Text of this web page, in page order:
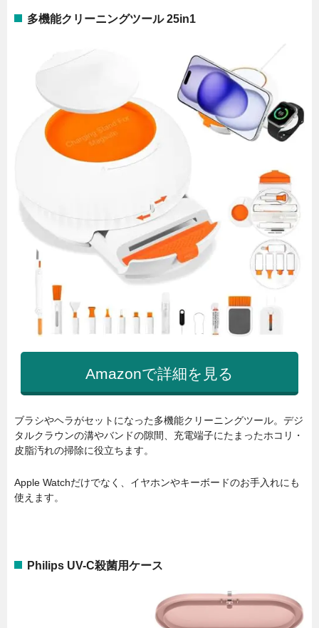
多機能クリーニングツール 25in1
Amazonで詳細を見る
ブラシやヘラがセットになった多機能クリーニングツール。デジ
タルクラウンの溝やバンドの隙間、充電端子にたまったホコリ・
皮脂汚れの掃除に役立ちます。
Apple Watchだけでなく、イヤホンやキーボードのお手入れにも
使えます。
Philips UV-C殺菌用ケース